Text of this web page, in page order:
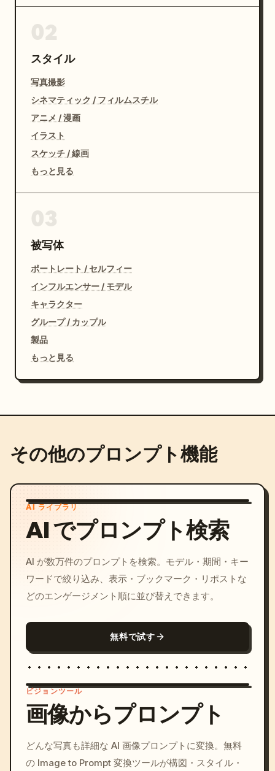
スタイル
写真撮影
シネマティック / フィルムスチル
アニメ / 漫画
イラスト
スケッチ / 線画
もっと見る
被写体
ポートレート / セルフィー
インフルエンサー / モデル
キャラクター
グループ / カップル
製品
もっと見る
その他のプロンプト機能
AI ライブラリ
AI でプロンプト検索
AI が数万件のプロンプトを検索。モデル・期間・キー
ワードで絞り込み、表示・ブックマーク・リポストな
どのエンゲージメント順に並び替えできます。
無料で試す
c, cyberpunk sunset, neon
colors, 8k --v 6.0
ビジョンツール
画像からプロンプト
どんな写真も詳細な AI 画像プロンプトに変換。無料
の Image to Prompt 変換ツールが構図・スタイル・